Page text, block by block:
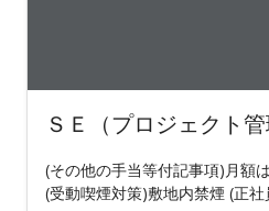
ＳＥ（プロジェクト管
(その他の手当等付記事項)月額
(受動喫煙対策)敷地内禁煙 (正社